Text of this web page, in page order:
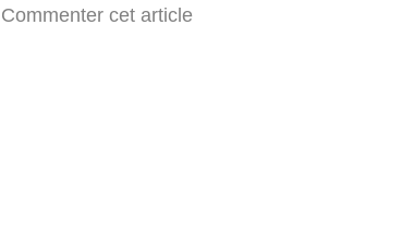
Commenter cet article